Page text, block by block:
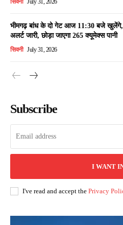
सिवनी July 31, 2026
भीमगढ़ बांध के दो गेट आज 11:30 बजे खुलेंगे,
अलर्ट जारी, छोड़ा जाएगा 265 क्यूमेक्स पानी
सिवनी July 31, 2026
Subscribe
I WANT
I've read and accept the Privacy